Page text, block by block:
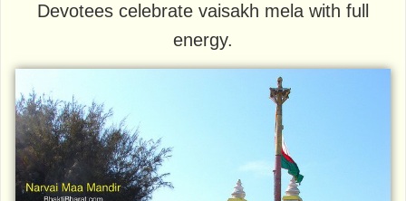
Devotees celebrate vaisakh mela with full
energy.